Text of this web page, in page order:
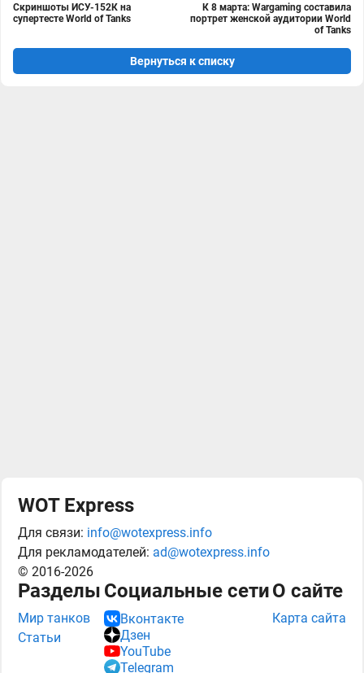
Скриншоты ИСУ-152К на
супертесте World of Tanks
К 8 марта: Wargaming составила
портрет женской аудитории World
of Tanks
Вернуться к списку
WOT Express
Для связи: info@wotexpress.info
Для рекламодателей: ad@wotexpress.info
© 2016-2026
Разделы
Мир танков
Статьи
Социальные сети
Вконтакте
Дзен
YouTube
Telegram
О сайте
Карта сайта